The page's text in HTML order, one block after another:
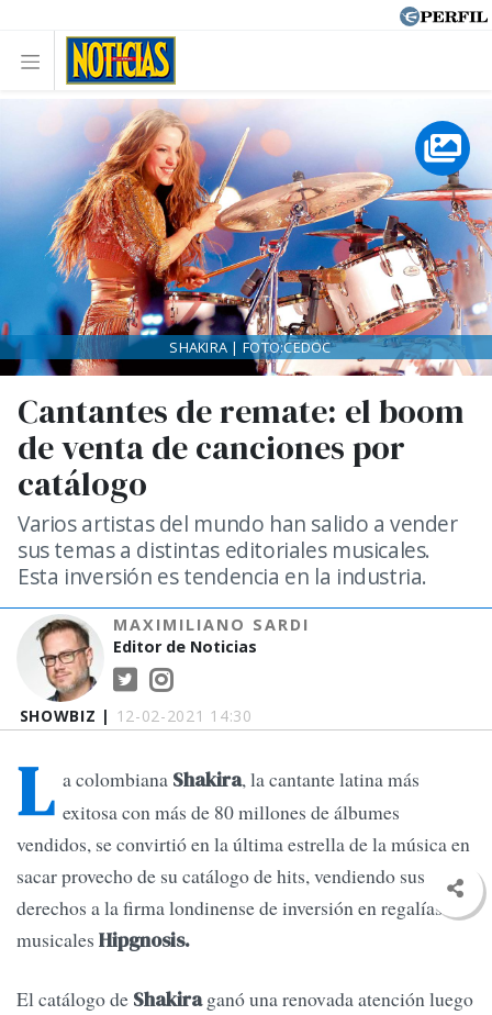
SHOWBIZ | 12-02-2021 14:30
Cantantes de remate: el boom
de venta de canciones por
catálogo
Varios artistas del mundo han salido a vender
sus temas a distintas editoriales musicales.
Esta inversión es tendencia en la industria.
MAXIMILIANO SARDI
Editor de Noticias
SHAKIRA | FOTO:CEDOC
L a colombiana Shakira, la cantante latina más
exitosa con más de 80 millones de álbumes
vendidos, se convirtió en la última estrella de la música en
sacar provecho de su catálogo de hits, vendiendo sus
derechos a la firma londinense de inversión en regalías
musicales Hipgnosis.
El catálogo de Shakiraganó una renovada atención luego